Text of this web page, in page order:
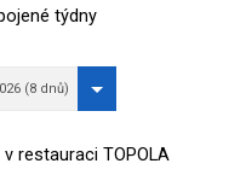
týdny
(8 dnů)
restauraci TOPOLA